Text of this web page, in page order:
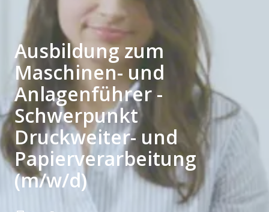
Ausbildung zum
Maschinen- und
Anlagenführer -
Schwerpunkt
Druckweiter- und
Papierverarbeitung
(m/w/d)